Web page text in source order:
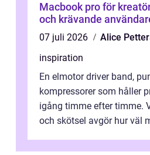
Macbook pro för
och krävande
07 juli 2026
Alice
inspiration
En elmotor driver band,
kompressorer som håller
igång timme efter timme.
och skötsel avgör hur väl